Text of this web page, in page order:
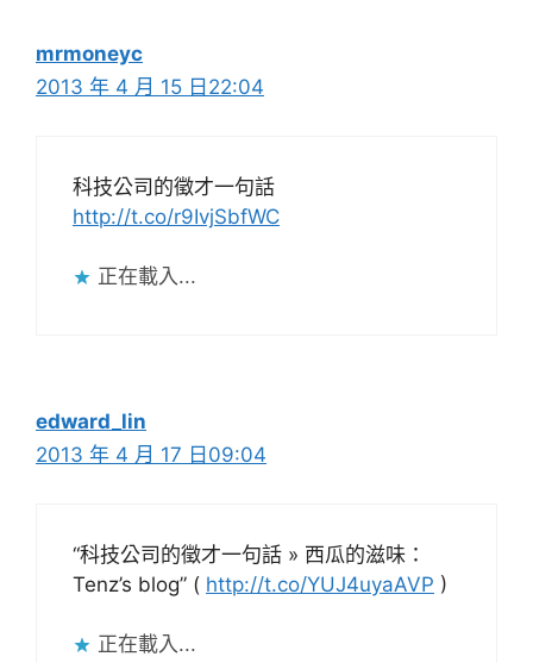
mrmoneyc
2013 年 4 月 15 日22:04
科技公司的徵才一句話
http://t.co/r9IvjSbfWC
正在載入...
edward_lin
2013 年 4 月 17 日09:04
“科技公司的徵才一句話 » 西瓜的滋味：
Tenz’s blog” ( http://t.co/YUJ4uyaAVP )
正在載入...